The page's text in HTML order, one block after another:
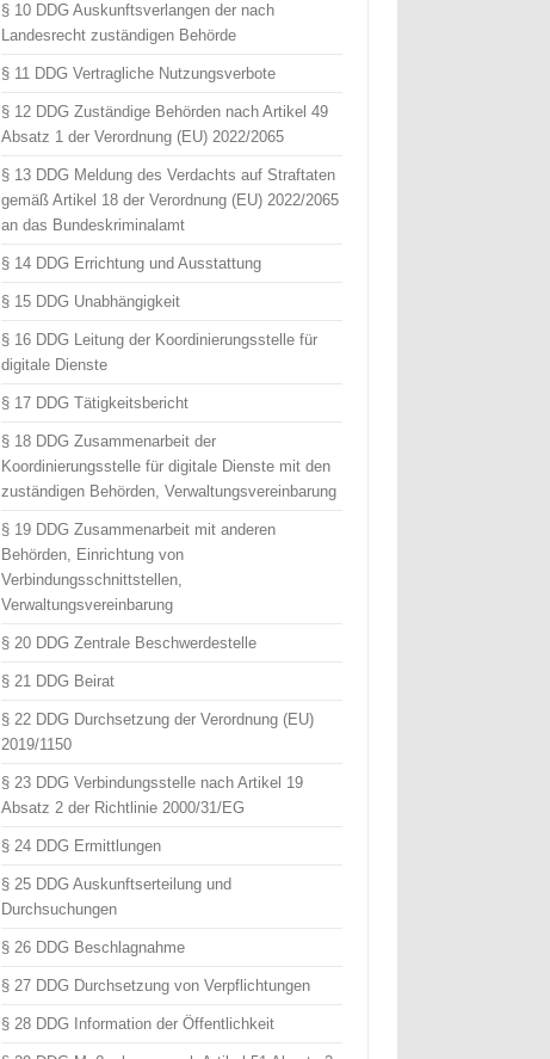
§ 10 DDG Auskunftsverlangen der nach
Landesrecht zuständigen Behörde
§ 11 DDG Vertragliche Nutzungsverbote
§ 12 DDG Zuständige Behörden nach Artikel 49
Absatz 1 der Verordnung (EU) 2022/2065
§ 13 DDG Meldung des Verdachts auf Straftaten
gemäß Artikel 18 der Verordnung (EU) 2022/2065
an das Bundeskriminalamt
§ 14 DDG Errichtung und Ausstattung
§ 15 DDG Unabhängigkeit
§ 16 DDG Leitung der Koordinierungsstelle für
digitale Dienste
§ 17 DDG Tätigkeitsbericht
§ 18 DDG Zusammenarbeit der
Koordinierungsstelle für digitale Dienste mit den
zuständigen Behörden, Verwaltungsvereinbarung
§ 19 DDG Zusammenarbeit mit anderen
Behörden, Einrichtung von
Verbindungsschnittstellen,
Verwaltungsvereinbarung
§ 20 DDG Zentrale Beschwerdestelle
§ 21 DDG Beirat
§ 22 DDG Durchsetzung der Verordnung (EU)
2019/1150
§ 23 DDG Verbindungsstelle nach Artikel 19
Absatz 2 der Richtlinie 2000/31/EG
§ 24 DDG Ermittlungen
§ 25 DDG Auskunftserteilung und
Durchsuchungen
§ 26 DDG Beschlagnahme
§ 27 DDG Durchsetzung von Verpflichtungen
§ 28 DDG Information der Öffentlichkeit